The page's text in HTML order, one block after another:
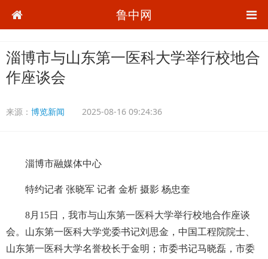
鲁中网
淄博市与山东第一医科大学举行校地合
作座谈会
来源： 博览新闻 2025-08-16 09:24:36
淄博市融媒体中心
特约记者 张晓军 记者 金析 摄影 杨忠奎
8月15日，我市与山东第一医科大学举行校地合作座谈
会。山东第一医科大学党委书记刘思金，中国工程院院士、
山东第一医科大学名誉校长于金明；市委书记马晓磊，市委